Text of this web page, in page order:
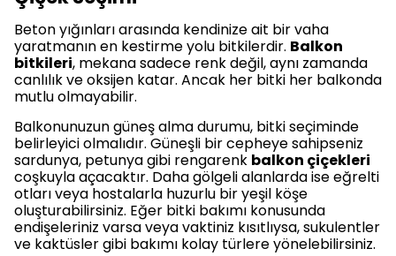
Beton yığınları arasında kendinize ait bir vaha
yaratmanın en kestirme yolu bitkilerdir. Balkon
bitkileri, mekana sadece renk değil, aynı zamanda
canlılık ve oksijen katar. Ancak her bitki her balkonda
mutlu olmayabilir.
Balkonunuzun güneş alma durumu, bitki seçiminde
belirleyici olmalıdır. Güneşli bir cepheye sahipseniz
sardunya, petunya gibi rengarenk balkon çiçekleri
coşkuyla açacaktır. Daha gölgeli alanlarda ise eğrelti
otları veya hostalarla huzurlu bir yeşil köşe
oluşturabilirsiniz. Eğer bitki bakımı konusunda
endişeleriniz varsa veya vaktiniz kısıtlıysa, sukulentler
ve kaktüsler gibi bakımı kolay türlere yönelebilirsiniz.